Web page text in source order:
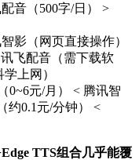
音（500字/日） >
影（网页直接操作）
飞配音（需下载软
上网）
0~6元/月） < 腾讯智
约0.1元/分钟） <
TTS组合几乎能覆